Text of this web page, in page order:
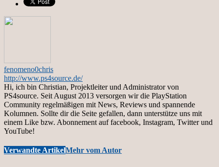
fenomeno0chris
http://www.ps4source.de/
Hi, ich bin Christian, Projektleiter und Administrator von
PS4source. Seit August 2013 versorgen wir die PlayStation
Community regelmäßigen mit News, Reviews und spannende
Kolumnen. Sollte dir die Seite gefallen, dann unterstütze uns mit
einem Like bzw. Abonnement auf facebook, Instagram, Twitter und
YouTube!
Verwandte ArtikelMehr vom Autor